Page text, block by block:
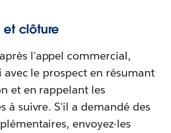
clôture
l'appel commercial,
avec le prospect en résumant
et en rappelant les
à suivre. S'il a demandé des
envoyez-les